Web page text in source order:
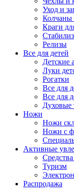
Уход и
Колчаны
Краги
Релизы
Все для детей
Детские
Луки
Рогатки
Все для
Все для
Духовые
Ножи
Ножи
Ножи с
Активные
Туризм
Распродажа